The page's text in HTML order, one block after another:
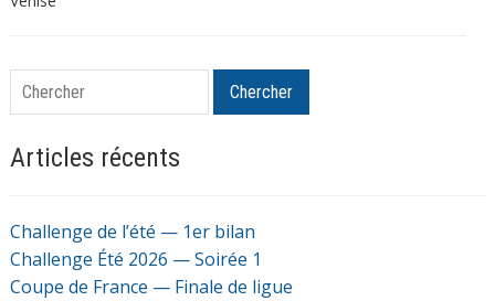
Chercher Chercher
Articles récents
Challenge de l’été — 1er bilan
Challenge Été 2026 — Soirée 1
Coupe de France — Finale de ligue